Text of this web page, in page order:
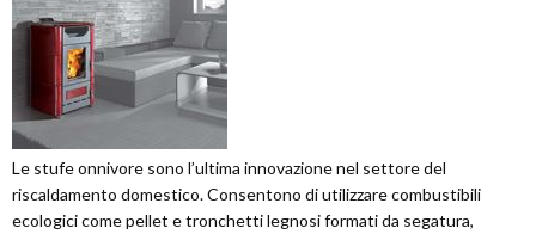
Le stufe onnivore sono l’ultima innovazione nel settore del
riscaldamento domestico. Consentono di utilizzare combustibili
ecologici come pellet e tronchetti legnosi formati da segatura,